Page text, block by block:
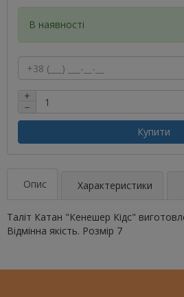
В наявності
+
−
Купити
Опис Характеристики
Таліт Катан "Кенешер Кідс"
Відмінна якість. Розмір 7